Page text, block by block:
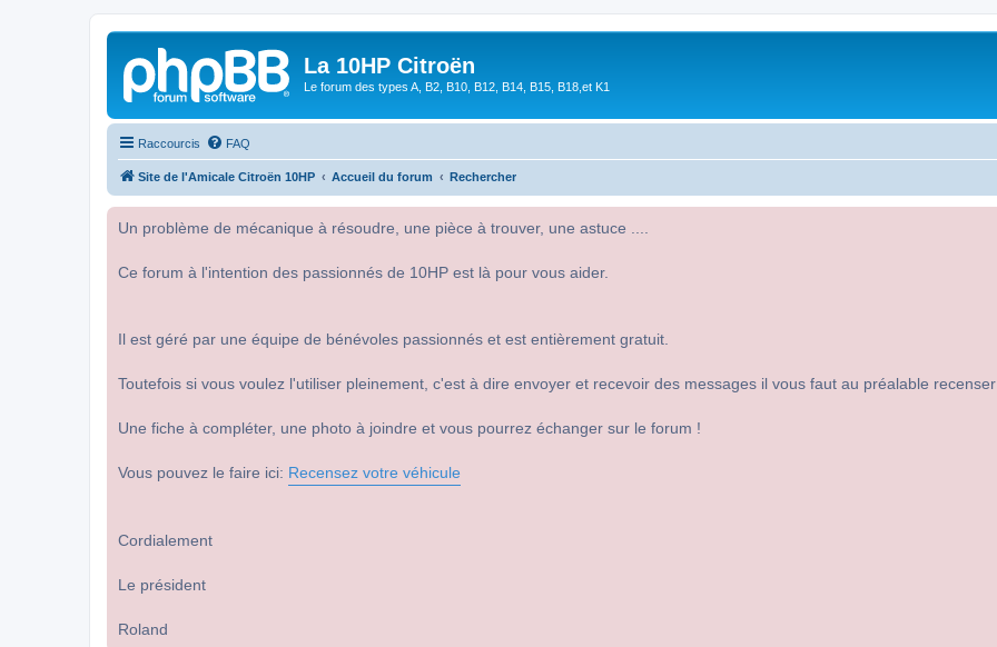
La 10HP Citroën
Le forum des types A, B2, B10, B12, B14, B15, B18,et K1
Raccourcis FAQ
Site de l'Amicale Citroën 10HP Accueil du forum Rechercher
Un problème de mécanique à résoudre, une pièce à trouver, une astuce ....
Ce forum à l'intention des passionnés de 10HP est là pour vous aider.
Il est géré par une équipe de bénévoles passionnés et est entièrement gratuit.
Toutefois si vous voulez l'utiliser pleinement, c'est à dire envoyer et recevoir des messages il vous faut au préalable recenser
Une fiche à compléter, une photo à joindre et vous pourrez échanger sur le forum !
Vous pouvez le faire ici: Recensez votre véhicule
Cordialement
Le président
Roland